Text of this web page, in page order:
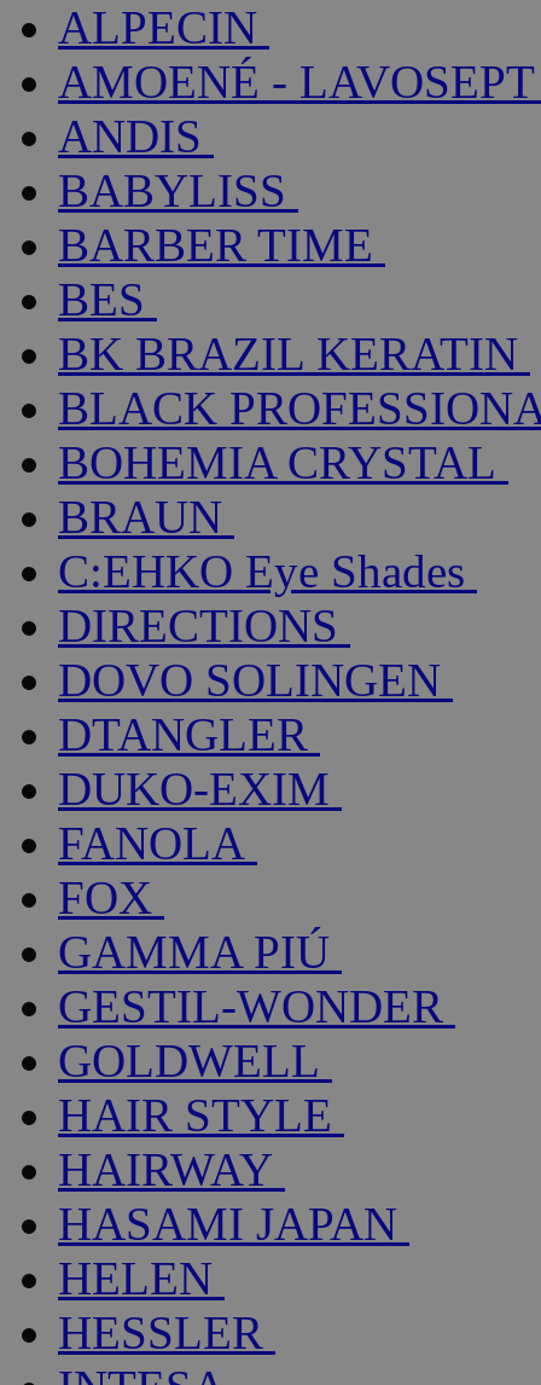
ALPECIN
AMOENÉ - LAVOSEPT
ANDIS
BABYLISS
BARBER TIME
BES
BK BRAZIL KERATIN
BLACK
BOHEMIA CRYSTAL
BRAUN
C:EHKO Eye Shades
DIRECTIONS
DOVO SOLINGEN
DTANGLER
DUKO-EXIM
FANOLA
FOX
GAMMA PIÚ
GESTIL-WONDER
GOLDWELL
HAIR STYLE
HAIRWAY
HASAMI JAPAN
HELEN
HESSLER